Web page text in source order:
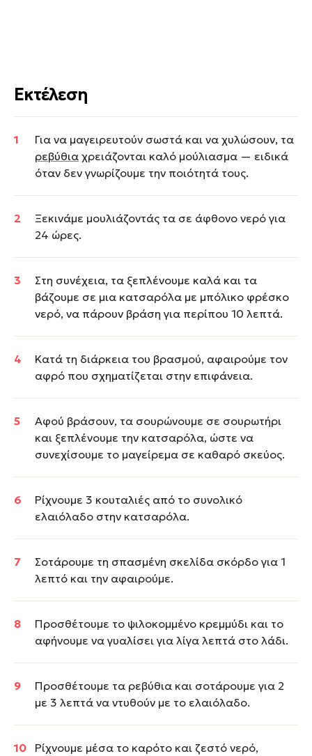
Εκτέλεση
Για να μαγειρευτούν σωστά και να χυλώσουν, τα
ρεβύθια χρειάζονται καλό μούλιασμα — ειδικά
όταν δεν γνωρίζουμε την ποιότητά τους.
Ξεκινάμε μουλιάζοντάς τα σε άφθονο νερό για
24 ώρες.
Στη συνέχεια, τα ξεπλένουμε καλά και τα
βάζουμε σε μια κατσαρόλα με μπόλικο φρέσκο
νερό, να πάρουν βράση για περίπου 10 λεπτά.
Κατά τη διάρκεια του βρασμού, αφαιρούμε τον
αφρό που σχηματίζεται στην επιφάνεια.
Αφού βράσουν, τα σουρώνουμε σε σουρωτήρι
και ξεπλένουμε την κατσαρόλα, ώστε να
συνεχίσουμε το μαγείρεμα σε καθαρό σκεύος.
Ρίχνουμε 3 κουταλιές από το συνολικό
ελαιόλαδο στην κατσαρόλα.
Σοτάρουμε τη σπασμένη σκελίδα σκόρδο για 1
λεπτό και την αφαιρούμε.
Προσθέτουμε το ψιλοκομμένο κρεμμύδι και το
αφήνουμε να γυαλίσει για λίγα λεπτά στο λάδι.
Προσθέτουμε τα ρεβύθια και σοτάρουμε για 2
με 3 λεπτά να ντυθούν με το ελαιόλαδο.
Ρίχνουμε μέσα το καρότο και ζεστό νερό,